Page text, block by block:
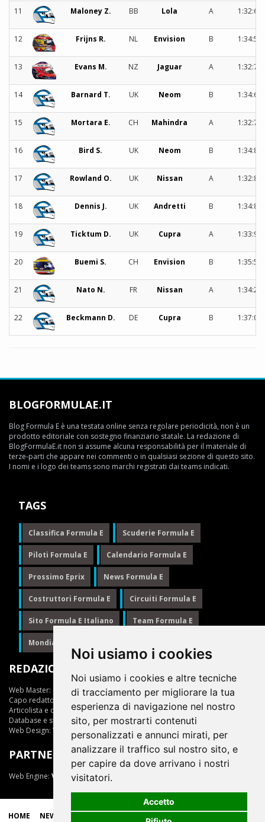
Noi usiamo i cookies
Noi usiamo i cookies e altre tecniche
di tracciamento per migliorare la tua
esperienza di navigazione nel nostro
sito, per mostrarti contenuti
personalizzati e annunci mirati, per
analizzare il traffico sul nostro sito, e
per capire da dove arrivano i nostri
visitatori.
Accetto
11 Maloney Z. BB Lola A
12 Frijns R. NL Envision B
13 Evans M. NZ Jaguar A
14 Barnard T. UK Neom B
15 Mortara E. CH Mahindra A
16 Bird S. UK Neom B
17 Rowland O. UK Nissan A
18 Dennis J. UK Andretti B
19 Ticktum D. UK Cupra A
20 Buemi S. CH Envision B
21 Nato N. FR Nissan A
22 Beckmann D. DE Cupra B
BLOGFORMULAE.IT
Blog Formula E è una testata online senza regolare periodicità, non è un
prodotto editoriale con sostegno finanziario statale. La redazione di
BlogFormulaE.it non si assume alcuna responsabilità per il materiale di
terze-parti che appare nei commenti o in qualsiasi sezione di questo sito.
I nomi e i logo dei teams sono marchi registrati dai teams indicati.
TAGS
Classifica Formula E Scuderie Formula E
Piloti Formula E Calendario Formula E
Prossimo Eprix News Formula E
Costruttori Formula E Circuiti Formula E
Sito Formula E Italiano Team Formula E
Mondiale Formula E
REDAZIONE
Web Master:
Ing.Daniele Muscarella
Capo redattore:
Articolista e opinionista:Giuseppe Cianci
Database e statistiche:Marcella Toschi
Web Design: Vittorio Arena
PARTNER
Web Engine: ViDa 3.0
HOME NEWS CLASSIFICHE